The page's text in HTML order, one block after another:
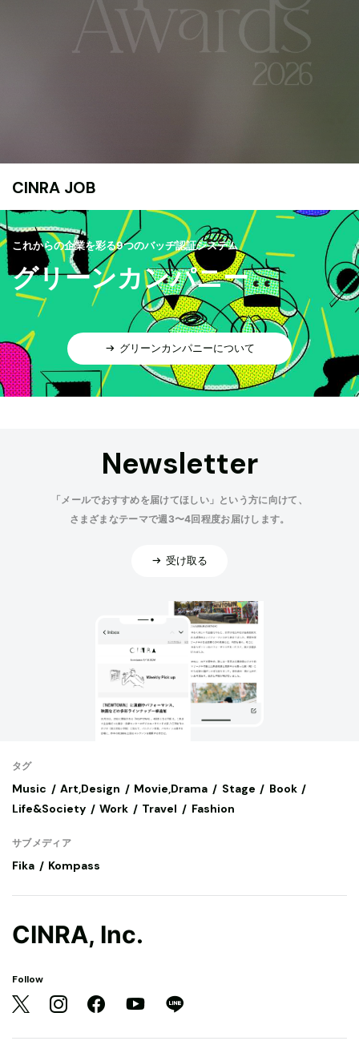
CINRA JOB
これからの企業を彩る9つのバッヂ認証システム
グリーンカンパニー
グリーンカンパニーについて
Newsletter
「メールでおすすめを届けてほしい」という方に向けて、
さまざまなテーマで週3〜4回程度お届けします。
受け取る
タグ
Music Art,Design Movie,Drama Stage
Book
Life&Society
Work Travel Fashion
サブメディア
Fika Kompass
CINRA, Inc.
Follow